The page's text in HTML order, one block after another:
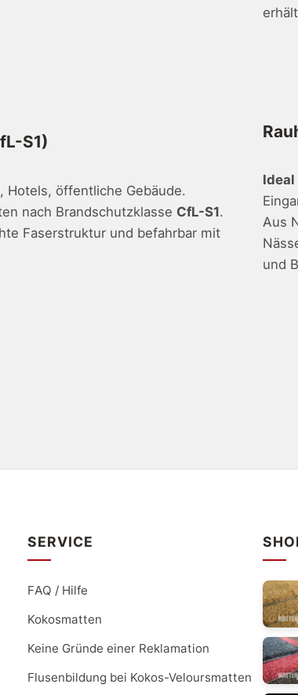
S1)
Hotels, öffentliche Gebäude.
nach Brandschutzklasse CfL-S1.
Faserstruktur und befahrbar mit
Ideal
Aus
und
SERVICE
FAQ / Hilfe
Kokosmatten
Keine Gründe einer Reklamation
Flusenbildung bei Kokos-Veloursmatten